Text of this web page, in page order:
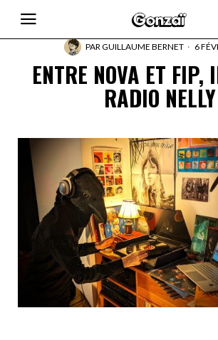
PARGUILLAUME BERNET 6
ENTRE NOVA ET FIP,
RADIO NELLY